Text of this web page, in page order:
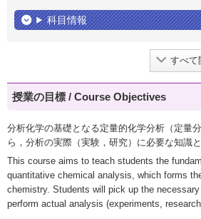
科目情報
すべて
授業の目標 / Course Objectives
分析化学の基礎となる定量的化学分析（定量
ら，分析の実際（実験，研究）に必要な知識
This course aims to teach students the
quantitative chemical analysis, which forms
chemistry. Students will pick up the
perform actual analysis (experiments,